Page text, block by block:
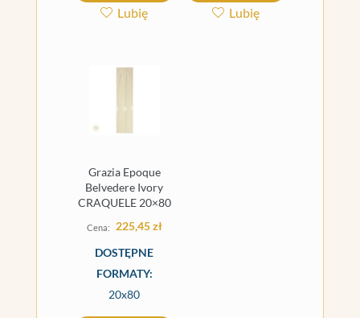
Lubię Lubię
Grazia Epoque
Belvedere Ivory
CRAQUELE 20×80
225,45zł
DOSTĘPNE
FORMATY:
20x80